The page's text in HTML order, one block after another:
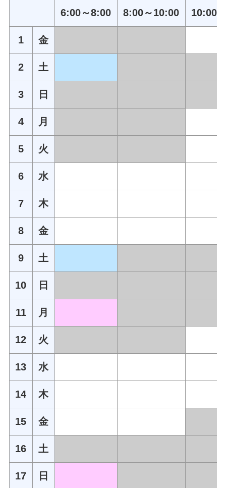
6:00～8:00 8:00～10:00 10:00
1 金
2 土
3 日
4 月
5 火
6 水
7 木
8 金
9 土
10 日
11 月
12 火
13 水
14 木
15 金
16 土
17 日